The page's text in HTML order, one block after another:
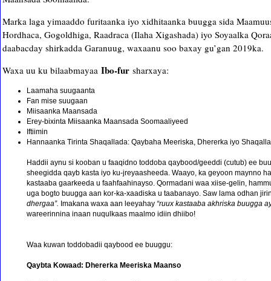
Marka laga yimaaddo furitaanka iyo xidhitaanka buugga sida
Hordhaca, Gogoldhiga, Raadraca (Ilaha Xigashada) iyo Soyaalka
daabacday shirkadda Garanuug, waxaanu soo baxay gu’gan 2019ka.
Waxa uu ku bilaabmayaa Ibo-fur sharxaya:
Laamaha suugaanta
Fan mise suugaan
Miisaanka Maansada
Erey-bixinta Miisaanka Maansada Soomaaliyeed
Iftiimin
Hannaanka Tirinta Shaqallada: Qaybaha Meeriska, Dhererka iyo
Haddii aynu si kooban u faaqidno toddoba qaybood/geeddi (cutub) ee
sheegidda qayb kasta iyo ku-jreyaasheeda. Waayo, ka geyoon maynno
kastaaba gaarkeeda u faahfaahinayso. Qormadani waa xiise-gelin,
uga bogto buugga aan kor-ka-xaadiska u taabanayo. Saw lama odhan
dhergaa”. Imakana waxa aan leeyahay “ruux kastaaba akhriska buugga
wareerinnina inaan nuqulkaas maalmo idiin dhiibo!
Waa kuwan toddobadii qaybood ee buuggu:
Qaybta Kowaad: Dhererka Meeriska Maanso